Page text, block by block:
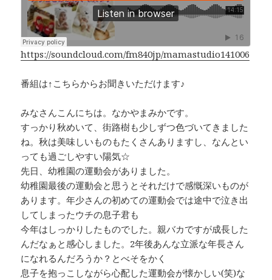
o
o
k
d
s
n
k
https://soundcloud.com/fm840jp/mamastudio141006
番組は↑こちらからお聞きいただけます♪
みなさんこんにちは。なかやまみかです。
すっかり秋めいて、街路樹も少しずつ色づいてきました
ね。秋は美味しいものもたくさんありますし、なんとい
っても過ごしやすい陽気☆
先日、幼稚園の運動会がありました。
幼稚園最後の運動会と思うとそれだけで感慨深いものが
あります。年少さんの初めての運動会では途中で泣き出
してしまったウチの息子君も
今年はしっかりしたものでした。親バカですが成長した
んだなぁと感心しました。2年後あんな立派な年長さん
になれるんだろうか？とべそをかく
息子を抱っこしながら心配した運動会が懐かしい(笑)な